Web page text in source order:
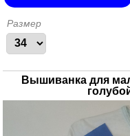
Размер
Вышиванка для